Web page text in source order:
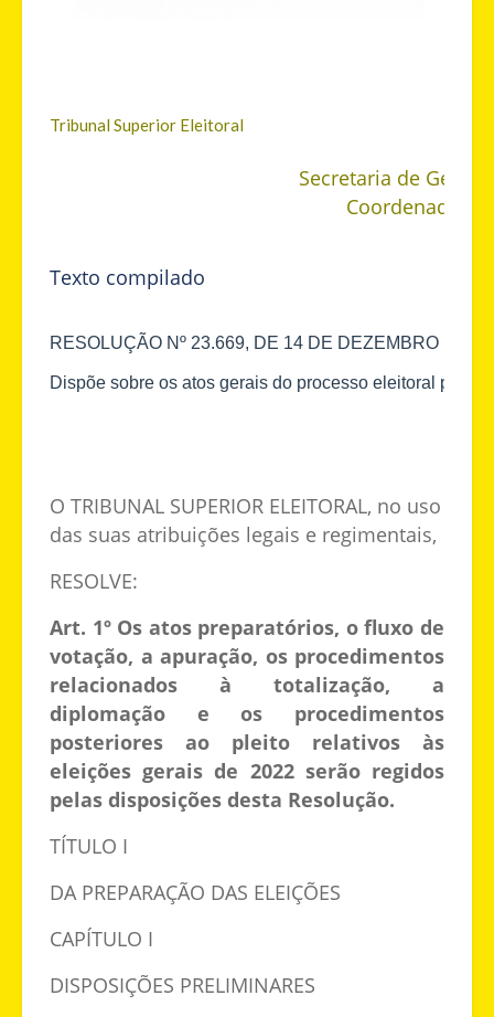
Tribunal Superior Eleitoral
Secretaria de
Coordenadoria
Texto compilado
RESOLUÇÃO Nº 23.669, DE 14 DE DEZEMBRO DE
Dispõe sobre os atos gerais do processo eleitoral para
O TRIBUNAL SUPERIOR ELEITORAL, no uso
das suas atribuições legais e regimentais,
RESOLVE:
Art. 1º Os atos preparatórios, o fluxo de
votação, a apuração, os procedimentos
relacionados à totalização, a
diplomação e os procedimentos
posteriores ao pleito relativos às
eleições gerais de 2022 serão regidos
pelas disposições desta Resolução.
TÍTULO I
DA PREPARAÇÃO DAS ELEIÇÕES
CAPÍTULO I
DISPOSIÇÕES PRELIMINARES